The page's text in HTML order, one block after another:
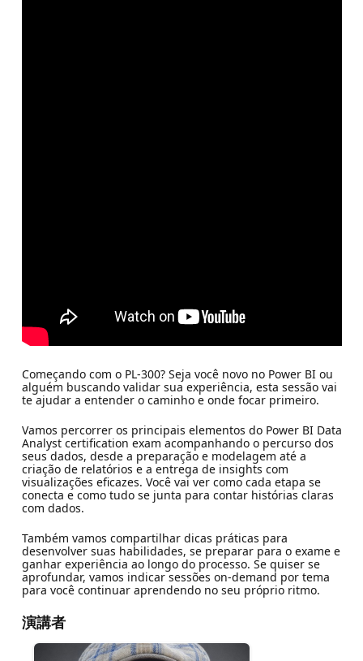
Começando com o PL-300? Seja você novo no Power BI ou
alguém buscando validar sua experiência, esta sessão vai
te ajudar a entender o caminho e onde focar primeiro.
Vamos percorrer os principais elementos do Power BI Data
Analyst certification exam acompanhando o percurso dos
seus dados, desde a preparação e modelagem até a
criação de relatórios e a entrega de insights com
visualizações eficazes. Você vai ver como cada etapa se
conecta e como tudo se junta para contar histórias claras
com dados.
Também vamos compartilhar dicas práticas para
desenvolver suas habilidades, se preparar para o exame e
ganhar experiência ao longo do processo. Se quiser se
aprofundar, vamos indicar sessões on-demand por tema
para você continuar aprendendo no seu próprio ritmo.
演講者